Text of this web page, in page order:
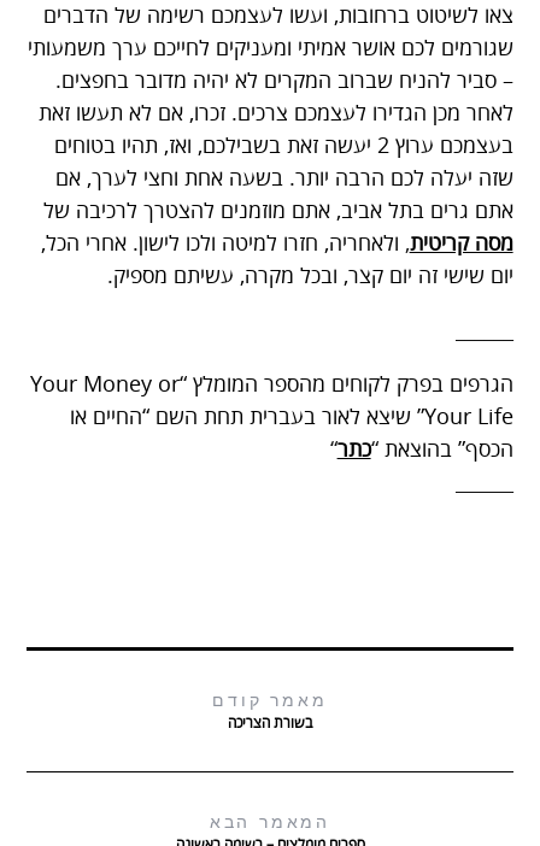
צאו לשיטוט ברחובות, ועשו לעצמכם רשימה של הדברים
שגורמים לכם אושר אמיתי ומעניקים לחייכם ערך משמעותי
– סביר להניח שברוב המקרים לא יהיה מדובר בחפצים.
לאחר מכן הגדירו לעצמכם צרכים. זכרו, אם לא תעשו זאת
בעצמכם ערוץ 2 יעשה זאת בשבילכם, ואז, תהיו בטוחים
שזה יעלה לכם הרבה יותר.בשעה אחת וחצי לערך, אם
אתם גרים בתל אביב, אתם מוזמנים להצטרך לרכיבה של
מסה קריטית, ולאחריה, חזרו למיטה ולכו לישון. אחרי הכל,
יום שישי זה יום קצר, ובכל מקרה, עשיתם מספיק.
הגרפים בפרק לקוחים מהספר המומלץ “Your Money or
Your Life” שיצא לאור בעברית תחת השם “החיים או
הכסף” בהוצאת “כתר“
מאמר קודם
בשורת הצריכה
המאמר הבא